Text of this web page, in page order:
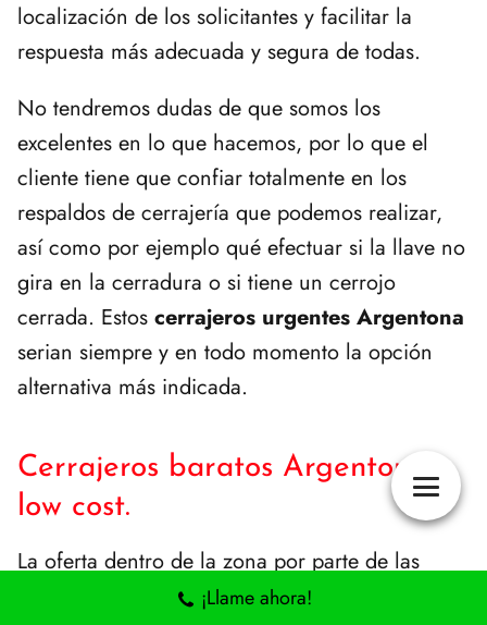
localización de los solicitantes y facilitar la
respuesta más adecuada y segura de todas.
No tendremos dudas de que somos los
excelentes en lo que hacemos, por lo que el
cliente tiene que confiar totalmente en los
respaldos de cerrajería que podemos realizar,
así como por ejemplo qué efectuar si la llave no
gira en la cerradura o si tiene un cerrojo
cerrada. Estos cerrajeros urgentes Argentona
serian siempre y en todo momento la opción
alternativa más indicada.
Cerrajeros baratos Argentona
low cost.
La oferta dentro de la zona por parte de las
distintas entidades cerrajeras es bastante grande,
¡Llame ahora!